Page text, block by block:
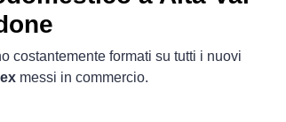
costantemente formati su tutti i nuovi
messi in commercio.